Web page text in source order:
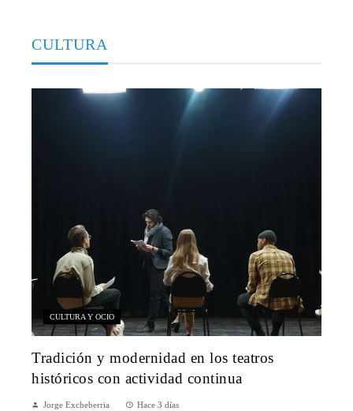
CULTURA
CULTURA Y OCIO
Tradición y modernidad en los teatros
históricos con actividad continua
Jorge Excheberria Hace 3 días